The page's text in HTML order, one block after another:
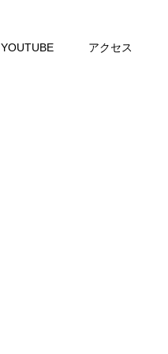
YOUTUBE アクセス